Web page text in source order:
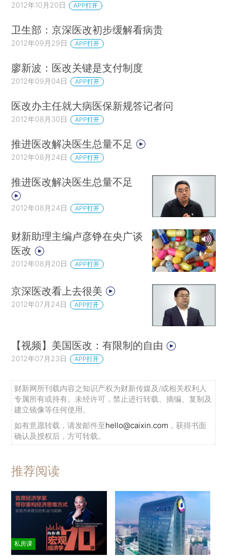
2012年10月20日 APP打开
卫生部：京深医改初步缓解看病贵
2012年09月29日 APP打开
廖新波：医改关键是支付制度
2012年09月04日 APP打开
医改办主任就大病医保新规答记者问
2012年08月30日 APP打开
推进医改解决医生总量不足
2012年08月24日 APP打开
推进医改解决医生总量不足
2012年08月24日 APP打开
财新助理主编卢彦铮在央广谈
医改
2012年08月20日 APP打开
京深医改看上去很美
2012年07月24日 APP打开
【视频】美国医改：有限制的自由
2012年07月23日 APP打开
财新网所刊载内容之知识产权为财新传媒及/或相关权利人
专属所有或持有。未经许可，禁止进行转载、摘编、复制及
建立镜像等任何使用。
如有意愿转载，请发邮件至hello@caixin.com ，获得书面
确认及授权后，方可转载。
推荐阅读
私房课